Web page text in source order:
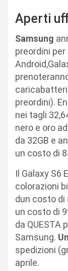
Aperti
Samsung
preordini
preordini).
nei tagli
nero e oro
da 32GB e
un costo di
Il Galaxy S6
colorazioni
dun costo di
un costo di
da QUESTA
Samsung.
spedizioni
aprile.